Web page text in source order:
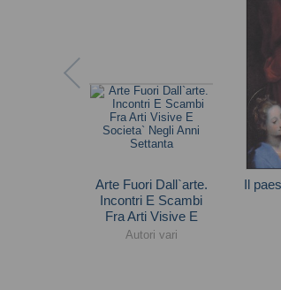
Arte Fuori Dall`arte.
Incontri E Scambi
Fra Arti Visive E
Societa` Negli Anni
Autori vari
Il